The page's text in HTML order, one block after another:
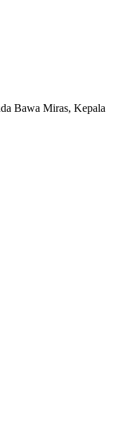
Bawa Miras, Kepala